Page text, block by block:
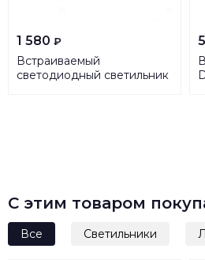
1 580 ₽
Встраиваемый
светодиодный светильник
С этим товаром
Все Светильники